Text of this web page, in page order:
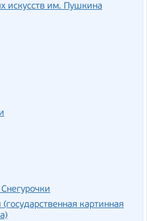
искусств им. Пушкина
картинная